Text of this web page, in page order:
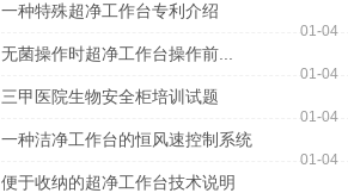
一种特殊超净工作台专利介绍
01-04
无菌操作时超净工作台操作前...
01-04
三甲医院生物安全柜培训试题
01-04
一种洁净工作台的恒风速控制系统
01-04
便于收纳的超净工作台技术说明